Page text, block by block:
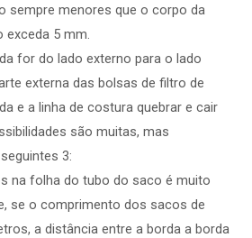
sempre menores que o corpo da
exceda 5 mm.
for do lado externo para o lado
externa das bolsas de filtro de
e a linha de costura quebrar e cair
são muitas, mas
3:
na folha do tubo do saco é muito
se o comprimento dos sacos de
a distância entre a borda a borda